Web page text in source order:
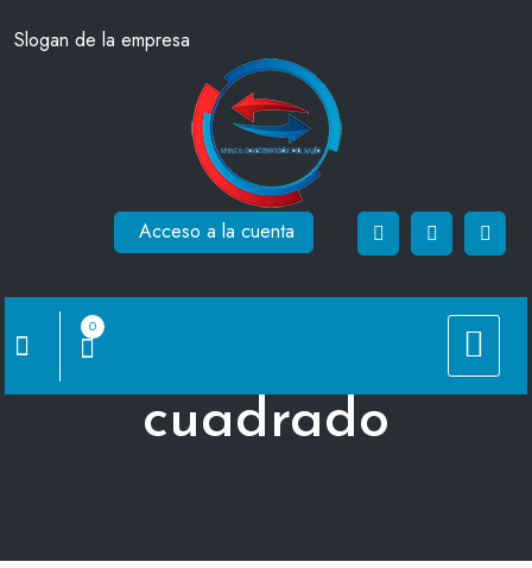
Slogan de la empresa
Acceso a la cuenta
0
Casquillo zapato
cuadrado